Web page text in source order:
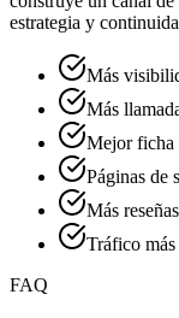
estrategia y
Más
Más
Mejor ficha
Páginas de
Más
Tráfico
FAQ